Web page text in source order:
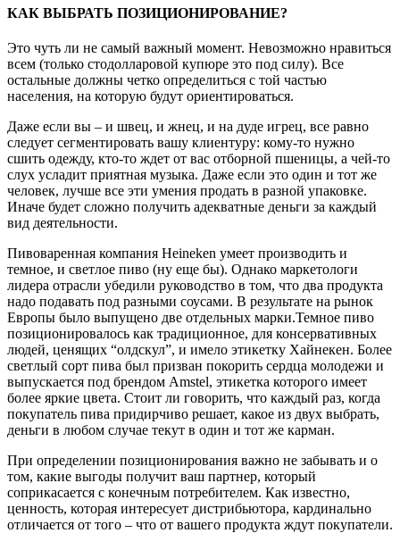
КАК ВЫБРАТЬ ПОЗИЦИОНИРОВАНИЕ?
Это чуть ли не самый важный момент. Невозможно нравиться
всем (только стодолларовой купюре это под силу). Все
остальные должны четко определиться с той частью
населения, на которую будут ориентироваться.
Даже если вы – и швец, и жнец, и на дуде игрец, все равно
следует сегментировать вашу клиентуру: кому-то нужно
сшить одежду, кто-то ждет от вас отборной пшеницы, а чей-то
слух усладит приятная музыка. Даже если это один и тот же
человек, лучше все эти умения продать в разной упаковке.
Иначе будет сложно получить адекватные деньги за каждый
вид деятельности.
Пивоваренная компания Heineken умеет производить и
темное, и светлое пиво (ну еще бы). Однако маркетологи
лидера отрасли убедили руководство в том, что два продукта
надо подавать под разными соусами. В результате на рынок
Европы было выпущено две отдельных марки.Темное пиво
позиционировалось как традиционное, для консервативных
людей, ценящих “олдскул”, и имело этикетку Хайнекен. Более
светлый сорт пива был призван покорить сердца молодежи и
выпускается под брендом Amstel, этикетка которого имеет
более яркие цвета. Стоит ли говорить, что каждый раз, когда
покупатель пива придирчиво решает, какое из двух выбрать,
деньги в любом случае текут в один и тот же карман.
При определении позиционирования важно не забывать и о
том, какие выгоды получит ваш партнер, который
соприкасается с конечным потребителем. Как известно,
ценность, которая интересует дистрибьютора, кардинально
отличается от того – что от вашего продукта ждут покупатели.